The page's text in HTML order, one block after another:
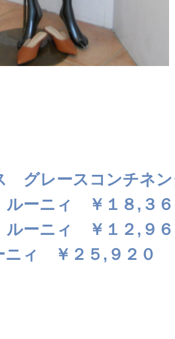
グレースコンチネ
ーニィ ￥１８,３
ーニィ ￥１２,９
ィ ￥２５,９２０